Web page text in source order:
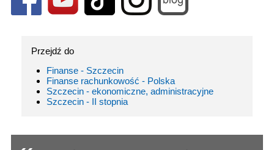
Przejdź do
Finanse - Szczecin
Finanse rachunkowość - Polska
Szczecin - ekonomiczne, administracyjne
Szczecin - II stopnia